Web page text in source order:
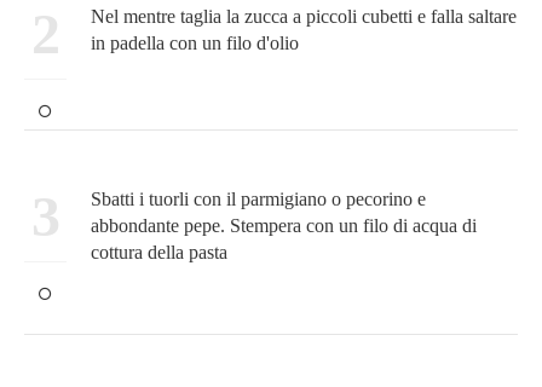
2
Nel mentre taglia la zucca a piccoli cubetti e falla saltare
in padella con un filo d'olio
3
Sbatti i tuorli con il parmigiano o pecorino e
abbondante pepe. Stempera con un filo di acqua di
cottura della pasta